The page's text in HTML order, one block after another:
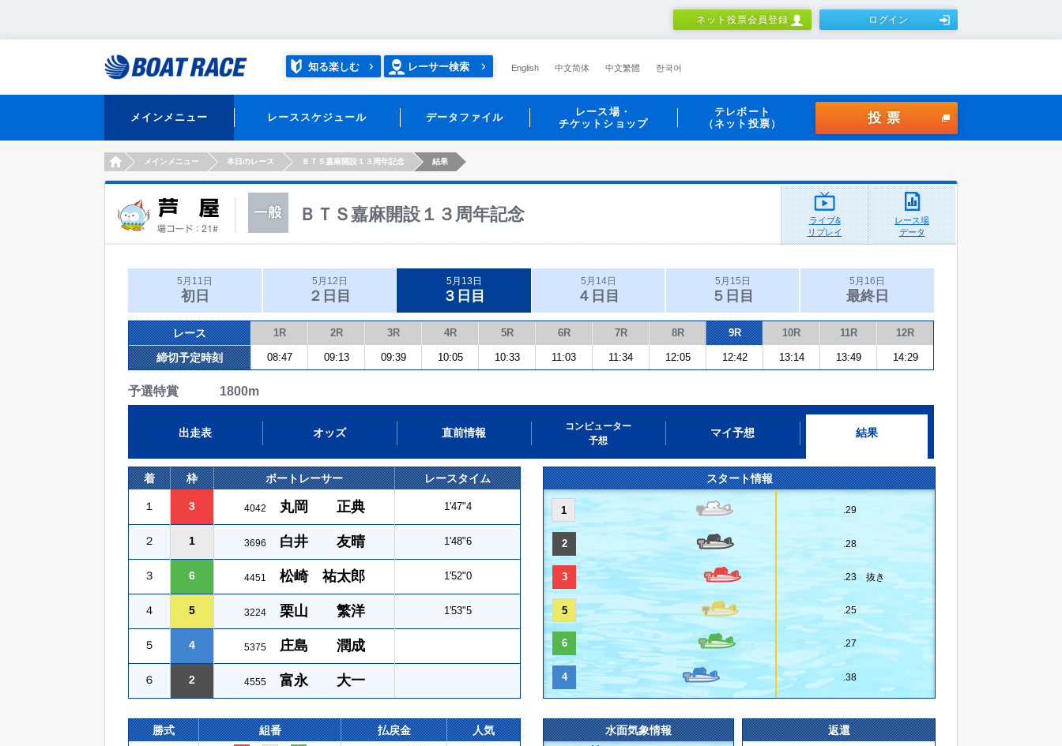
ネット投票会員登録 ログイン
知る楽しむ レーサー検索 English 中文简体 中文繁體 한국어
メインメニュー レーススケジュール データファイル
レース場・
チケットショップ
テレボート
（ネット投票）
投票
HOMEメインメニュー 本日のレース ＢＴＳ嘉麻開設１３周年記念 結果
ＢＴＳ嘉麻開設１３周年記念
ライブ&
リプレイ
レース場
データ
5月11日
初日
5月12日
２日目
5月13日
３日目
5月14日
４日目
5月15日
５日目
5月16日
最終日
レース 1R 2R 3R 4R 5R 6R 7R 8R 9R 10R 11R 12R
締切予定時刻 08:47 09:13 09:39 10:05 10:33 11:03 11:34 12:05 12:42 13:14 13:49 14:29
予選特賞 1800m
出走表 オッズ 直前情報
コンピューター
予想
マイ予想 結果
着 枠 ボートレーサー レースタイム
１ 3 4042 丸岡 正典 1'47"4
２ 1 3696 白井 友晴 1'48"6
３ 6 4451 松崎 祐太郎 1'52"0
４ 5 3224 栗山 繁洋 1'53"5
５ 4 5375 庄島 潤成
６ 2 4555 富永 大一
スタート情報
1 .29
2 .28
3 .23 抜き
5 .25
6 .27
4 .38
勝式 組番 払戻金 人気 水面気象情報 返還